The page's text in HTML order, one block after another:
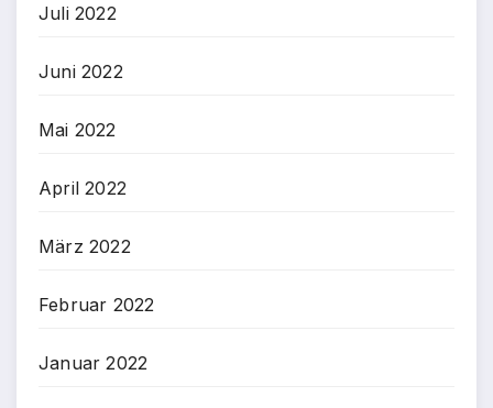
Juli 2022
Juni 2022
Mai 2022
April 2022
März 2022
Februar 2022
Januar 2022